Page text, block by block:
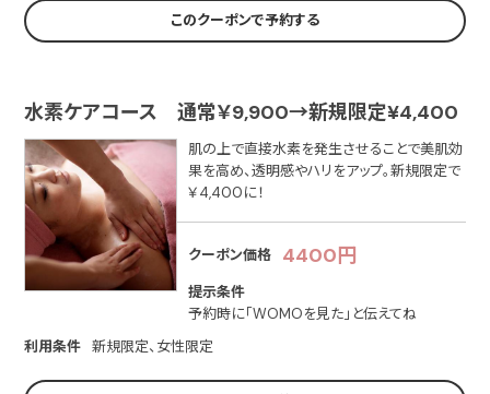
このクーポンで予約する
水素ケアコース 通常￥9,900→新規限定¥4,400
肌の上で直接水素を発生させることで美肌効
果を高め、透明感やハリをアップ。新規限定で
￥4,400に！
クーポン価格 4400円
提示条件
予約時に「WOMOを見た」と伝えてね
利用条件
新規限定、女性限定